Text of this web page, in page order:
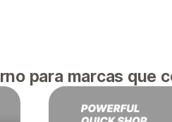
para marcas que